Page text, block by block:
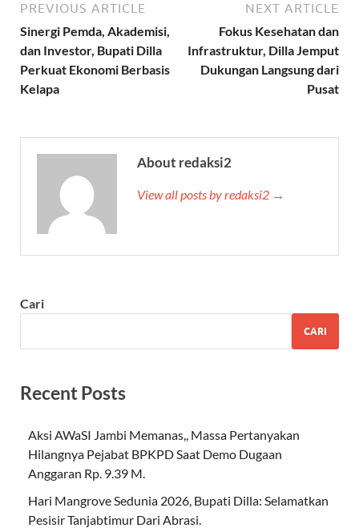
PREVIOUS ARTICLE
Sinergi Pemda, Akademisi,
dan Investor, Bupati Dilla
Perkuat Ekonomi Berbasis
Kelapa
NEXT ARTICLE
Fokus Kesehatan dan
Infrastruktur, Dilla Jemput
Dukungan Langsung dari
Pusat
About redaksi2
View all posts by redaksi2 →
Cari
CARI
Recent Posts
Aksi AWaSI Jambi Memanas,, Massa Pertanyakan
Hilangnya Pejabat BPKPD Saat Demo Dugaan
Anggaran Rp. 9.39 M.
Hari Mangrove Sedunia 2026, Bupati Dilla: Selamatkan
Pesisir Tanjabtimur Dari Abrasi.